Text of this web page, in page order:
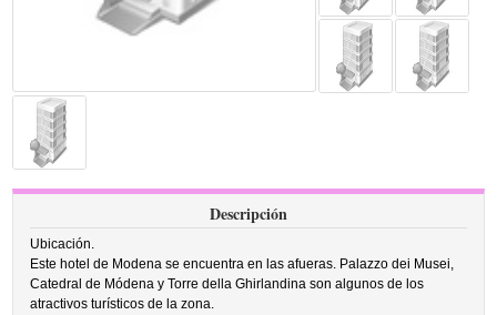
Descripción
Ubicación.
Este hotel de Modena se encuentra en las afueras. Palazzo dei Musei,
Catedral de Módena y Torre della Ghirlandina son algunos de los
atractivos turísticos de la zona.